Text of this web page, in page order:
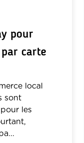
pour
carte
local
sont
les